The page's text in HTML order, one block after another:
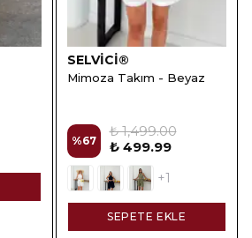
SELVİCİ®
Mimoza Takım - Beyaz
%67
₺ 1,499.00
₺ 499.99
+1
SEPETE EKLE